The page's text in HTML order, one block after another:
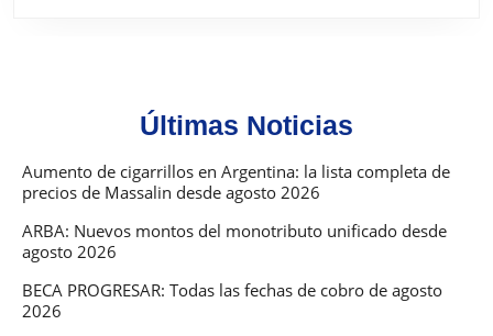
la
Feria
Internacional
del
Últimas Noticias
Aumento de cigarrillos en Argentina: la lista completa de
precios de Massalin desde agosto 2026
ARBA: Nuevos montos del monotributo unificado desde
agosto 2026
BECA PROGRESAR: Todas las fechas de cobro de agosto
2026